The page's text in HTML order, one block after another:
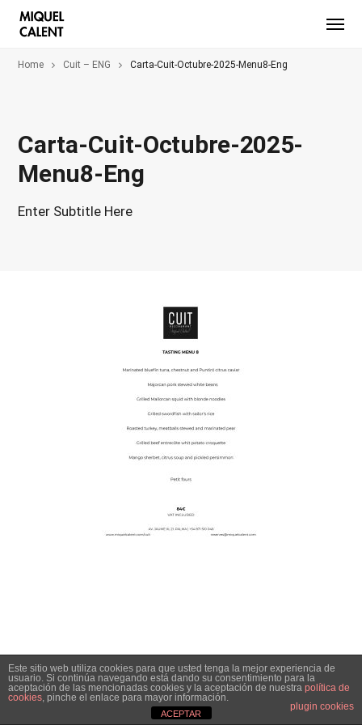
Home Cuit – ENG Carta-Cuit-Octubre-2025-Menu8-Eng
Carta-Cuit-Octubre-2025-
Menu8-Eng
Enter Subtitle Here
Este sitio web utiliza cookies para que usted tenga la mejor experiencia de
usuario. Si continúa navegando está dando su consentimiento para la
aceptación de las mencionadas cookies y la aceptación de nuestra política de
cookies, pinche el enlace para mayor información.
plugin cookies
ACEPTAR